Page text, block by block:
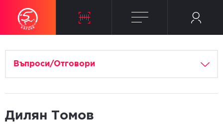
Въпроси/Отговори
Дилян Томов